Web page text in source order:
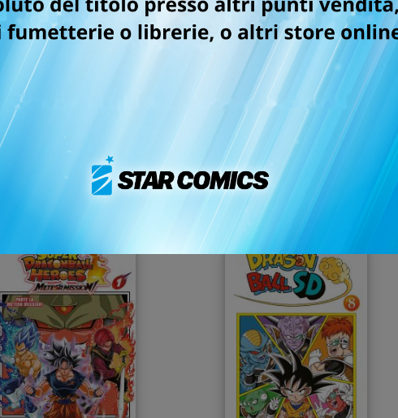
DRAGON BALL SD n. 11
09/06/2026
DRAGON BALL SD n. 10
07/04/2026
€ 7,90